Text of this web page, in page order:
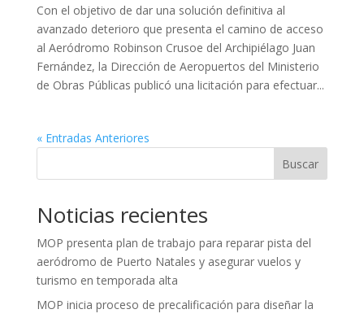
Con el objetivo de dar una solución definitiva al
avanzado deterioro que presenta el camino de acceso
al Aeródromo Robinson Crusoe del Archipiélago Juan
Fernández, la Dirección de Aeropuertos del Ministerio
de Obras Públicas publicó una licitación para efectuar...
« Entradas Anteriores
Buscar
Noticias recientes
MOP presenta plan de trabajo para reparar pista del
aeródromo de Puerto Natales y asegurar vuelos y
turismo en temporada alta
MOP inicia proceso de precalificación para diseñar la